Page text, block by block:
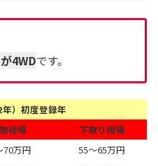
4WDです。
）初度登録年
相場
下取り相場
70万円
55～65万円